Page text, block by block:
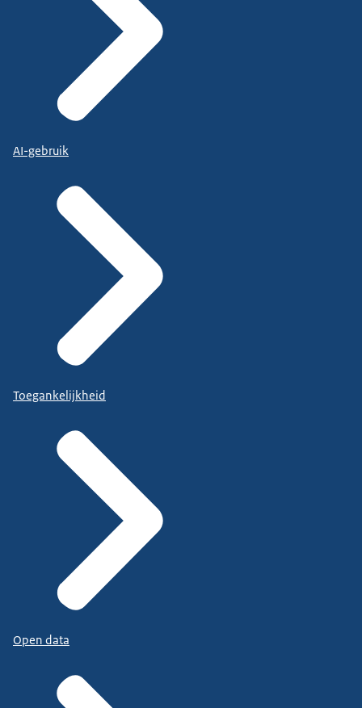
AI-gebruik
Toegankelijkheid
Open data